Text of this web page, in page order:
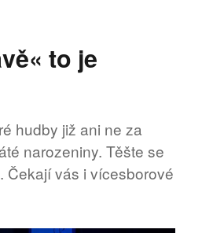
a
její
Nadační
to je
hudby již ani ne za
narozeniny. Těšte se
Čekají vás i vícesborové